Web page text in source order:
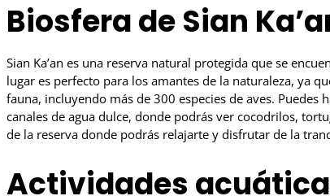
Biosfera de Sian
Sian Ka’an es una reserva natural protegida que se
lugar es perfecto para los amantes de la naturaleza, ya
fauna, incluyendo más de 300 especies de aves.
canales de agua dulce, donde podrás ver cocodrilos,
de la reserva donde podrás relajarte y disfrutar de la
Actividades